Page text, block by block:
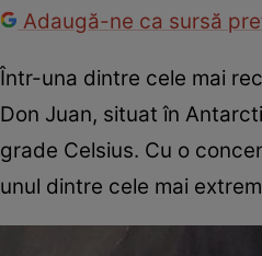
Adaugă-ne ca sursă
Într-una dintre cele mai
Don Juan, situat în
grade Celsius. Cu o
unul dintre cele mai